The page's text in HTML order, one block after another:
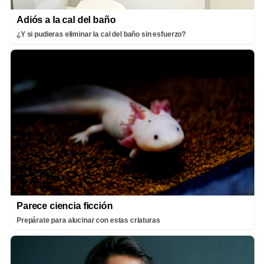
Adiós a la cal del baño
¿Y si pudieras eliminar la cal del baño sin esfuerzo?
Parece ciencia ficción
Prepárate para alucinar con estas criaturas